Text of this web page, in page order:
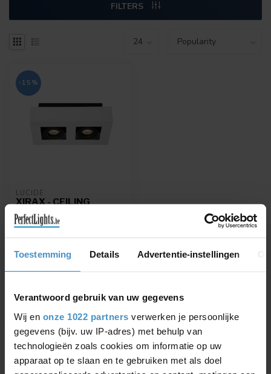
Toestemming Details Advertentie-instellingen
Verantwoord gebruik van uw gegevens
Wij en onze 1022 partners verwerken je persoonlijke
gegevens (bijv. uw IP-adres) met behulp van
technologieën zoals cookies om informatie op uw
apparaat op te slaan en te gebruiken met als doel
FILTERS
-15%
LUCIDE
XIRAX - CEILING
SPOTLIGHT - LED DIM
TO WARM - GU10 -
Rotatable Lucide ceiling
spot with 2x5W LED GU10
€99,95
€84,96
Showing1-1of 1